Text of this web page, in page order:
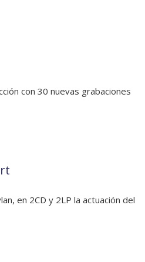
con 30 nuevas grabaciones
en 2CD y 2LP la actuación del